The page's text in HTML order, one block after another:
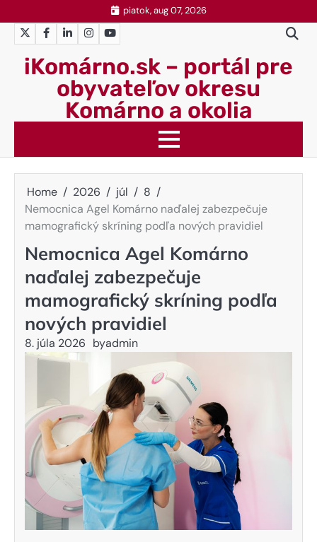
to
content
piatok, aug 07, 2026
TwitterFacebook
LinkedInInstagramYouTube
iKomárno.sk – portál pre
obyvateľov okresu
Komárno a okolia
Home 2026 júl
8
Nemocnica Agel Komárno naďalej zabezpečuje
mamografický skríning podľa nových pravidiel
Nemocnica Agel Komárno
naďalej zabezpečuje
mamografický skríning podľa
nových pravidiel
8. júla 2026 byadmin